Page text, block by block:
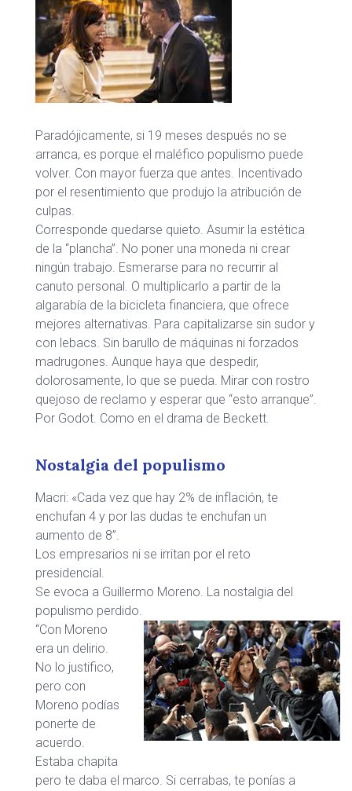
Paradójicamente, si 19 meses después no se
arranca, es porque el maléfico populismo puede
volver. Con mayor fuerza que antes. Incentivado
por el resentimiento que produjo la atribución de
culpas.
Corresponde quedarse quieto. Asumir la estética
de la “plancha”. No poner una moneda ni crear
ningún trabajo. Esmerarse para no recurrir al
canuto personal. O multiplicarlo a partir de la
algarabía de la bicicleta financiera, que ofrece
mejores alternativas. Para capitalizarse sin sudor y
con lebacs. Sin barullo de máquinas ni forzados
madrugones. Aunque haya que despedir,
dolorosamente, lo que se pueda. Mirar con rostro
quejoso de reclamo y esperar que “esto arranque”.
Por Godot. Como en el drama de Beckett.
Nostalgia del populismo
Macri: «Cada vez que hay 2% de inflación, te
enchufan 4 y por las dudas te enchufan un
aumento de 8”.
Los empresarios ni se irritan por el reto
presidencial.
Se evoca a Guillermo Moreno. La nostalgia del
populismo perdido.
“Con Moreno
era un delirio.
No lo justifico,
pero con
Moreno podías
ponerte de
acuerdo.
Estaba chapita
pero te daba el marco. Si cerrabas, te ponías a